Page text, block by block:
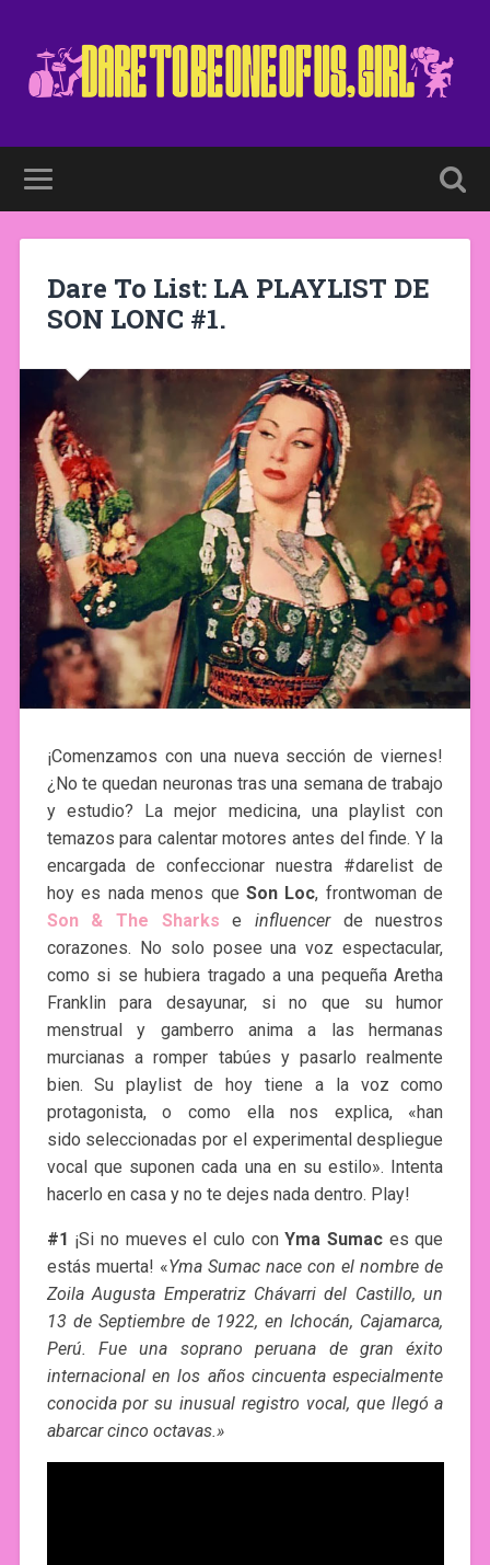
Dare To List: LA PLAYLIST DE
SON LONC #1.
¡Comenzamos con una nueva sección de viernes!
¿No te quedan neuronas tras una semana de trabajo
y estudio? La mejor medicina, una playlist con
temazos para calentar motores antes del finde. Y la
encargada de confeccionar nuestra #darelist de
hoy es nada menos que Son Loc, frontwoman de
Son & The Sharks einfluencerde nuestros
corazones. No solo posee una voz espectacular,
como si se hubiera tragado a una pequeña Aretha
Franklin para desayunar, si no que su humor
menstrual y gamberro anima a las hermanas
murcianas a romper tabúes y pasarlo realmente
bien. Su playlist de hoy tiene a la voz como
protagonista, o como ella nos explica, «han
sido seleccionadas por el experimental despliegue
vocal que suponen cada una en su estilo». Intenta
hacerlo en casa y no te dejes nada dentro. Play!
#1 ¡Si no mueves el culo conYma Sumac es que
estás muerta! «Yma Sumac nace con el nombre de
Zoila Augusta Emperatriz Chávarri del Castillo, un
13 de Septiembre de 1922, en Ichocán, Cajamarca,
Perú. Fue una soprano peruana de gran éxito
internacional en los años cincuenta especialmente
conocida por su inusual registro vocal, que llegó a
abarcar cinco octavas.»